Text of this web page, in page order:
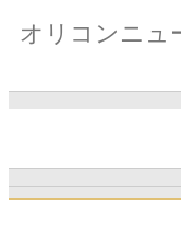
オリコンニュ